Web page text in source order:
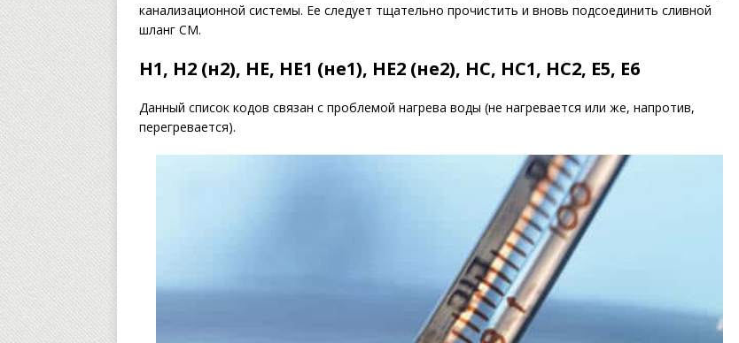
канализационной системы. Ее следует тщательно прочистить и вновь подсоединить сливной
шланг СМ.
Н1, Н2 (н2), НЕ, НЕ1 (не1), НЕ2 (не2), НС, НС1, НС2, Е5, Е6
Данный список кодов связан с проблемой нагрева воды (не нагревается или же, напротив,
перегревается).